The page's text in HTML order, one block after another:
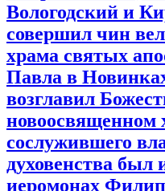
Вологодский и
совершил чин
храма святых
Павла в
возглавил
новоосвященном
сослужившего
духовенства был
иеромонах